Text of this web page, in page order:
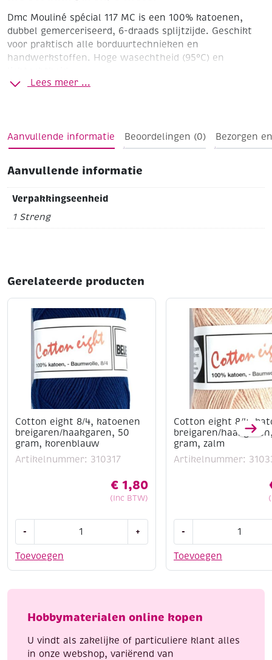
Dmc Mouliné spécial 117 MC is een 100% katoenen,
dubbel gemerceriseerd, 6-draads splijtzijde. Geschikt
voor praktisch alle borduurtechnieken en
handwerkstoffen. Hoge wasechtheid (95°C) en
Lees meer ...
Aanvullende informatie Beoordelingen (0) Bezorgen
Aanvullende informatie
Verpakkingseenheid
1 Streng
Gerelateerde producten
Cotton eight 8/4, katoenen
breigaren/haakgaren, 50
gram, korenblauw
Artikelnummer: 310317
€ 1,80
(Inc BTW)
Toevoegen
-
8/4,
50
korenblauw
+
Cotton eight 8/4,
breigaren/
gram, zalm
Artikelnummer:
Toevoegen
-
8/4,
50
zalm
Hobbymaterialen online kopen
U vindt als zakelijke of particuliere klant alles
in onze webshop, variërend van